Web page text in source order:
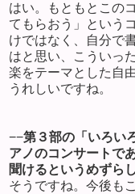
はい。もともとこの
てもらおう」という
けではなく、自分で
はと思い、こういっ
楽をテーマとした自
うれしいですね。
−−第３部の「いろい
アノのコンサートで
聞けるというめずら
そうですね。今後も